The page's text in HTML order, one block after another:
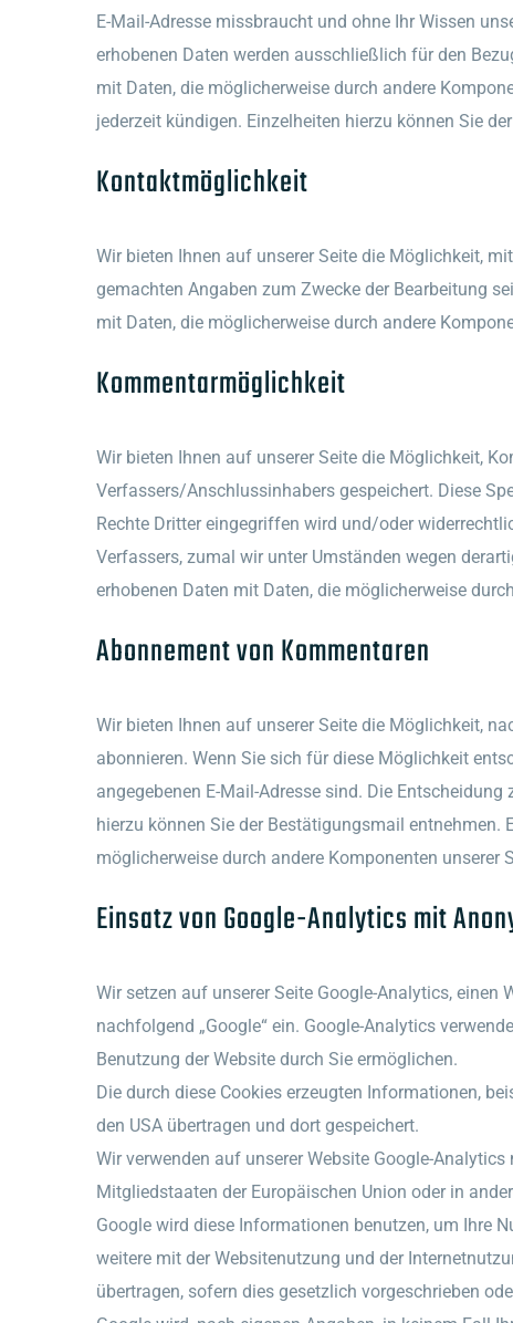
E-Mail-Adresse missbraucht und ohne Ihr Wissen
erhobenen Daten werden ausschließlich für den
mit Daten, die möglicherweise durch andere
jederzeit kündigen. Einzelheiten hierzu können Sie
Kontaktmöglichkeit
Wir bieten Ihnen auf unserer Seite die Möglichkeit,
gemachten Angaben zum Zwecke der Bearbeitung
mit Daten, die möglicherweise durch andere
Kommentarmöglichkeit
Wir bieten Ihnen auf unserer Seite die Möglichkeit,
Verfassers/Anschlussinhabers gespeichert. Diese
Rechte Dritter eingegriffen wird und/oder
Verfassers, zumal wir unter Umständen wegen
erhobenen Daten mit Daten, die möglicherweise
Abonnement von Kommentaren
Wir bieten Ihnen auf unserer Seite die Möglichkeit,
abonnieren. Wenn Sie sich für diese Möglichkeit
angegebenen E-Mail-Adresse sind. Die
hierzu können Sie der Bestätigungsmail entnehmen.
möglicherweise durch andere Komponenten unserer
Einsatz von Google-Analytics mit
Wir setzen auf unserer Seite Google-Analytics, einen
nachfolgend „Google“ ein. Google-Analytics
Benutzung der Website durch Sie ermöglichen.
Die durch diese Cookies erzeugten Informationen,
den USA übertragen und dort gespeichert.
Wir verwenden auf unserer Website Google-
Mitgliedstaaten der Europäischen Union oder in
Google wird diese Informationen benutzen, um Ihre
weitere mit der Websitenutzung und der
übertragen, sofern dies gesetzlich vorgeschrieben